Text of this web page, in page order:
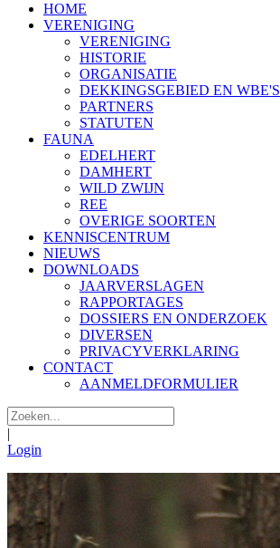
HOME
VERENIGING
VERENIGING
HISTORIE
ORGANISATIE
DEKKINGSGEBIED EN WBE'S
PARTNERS
STATUTEN
FAUNA
EDELHERT
DAMHERT
WILD ZWIJN
REE
OVERIGE SOORTEN
KENNISCENTRUM
NIEUWS
DOWNLOADS
JAARVERSLAGEN
RAPPORTAGES
DOSSIERS EN ONDERZOEK
DIVERSEN
PRIVACYVERKLARING
CONTACT
AANMELDFORMULIER
|
Login